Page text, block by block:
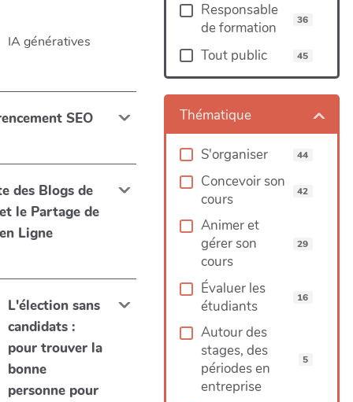
Responsable
de formation
36
Tout public 45
Thématique
S'organiser 44
Concevoir son
cours
42
Animer et
gérer son
cours
29
Évaluer les
étudiants
16
Autour des
stages, des
périodes en
entreprise
5
IA génératives
SEO
des Blogs de
le Partage de
Ligne
L'élection sans
candidats :
pour trouver la
bonne
personne pour